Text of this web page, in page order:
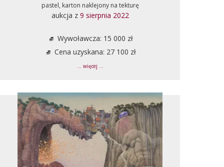
pastel, karton naklejony na tekturę
aukcja z 9 sierpnia 2022
Wywoławcza: 15 000 zł
Cena uzyskana: 27 100 zł
... więcej ...